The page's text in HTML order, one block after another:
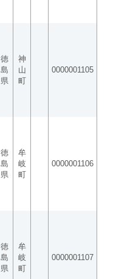
徳
島
県
神
山
町
0000001105
徳
島
県
牟
岐
町
0000001106
徳
島
県
牟
岐
町
0000001107